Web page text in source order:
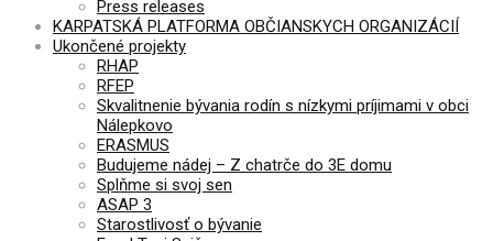
Press releases
KARPATSKÁ PLATFORMA OBČIANSKYCH ORGANIZÁCIÍ
Ukončené projekty
RHAP
RFEP
Skvalitnenie bývania rodín s nízkymi príjimami v obci
Nálepkovo
ERASMUS
Budujeme nádej – Z chatrče do 3E domu
Splňme si svoj sen
ASAP 3
Starostlivosť o bývanie